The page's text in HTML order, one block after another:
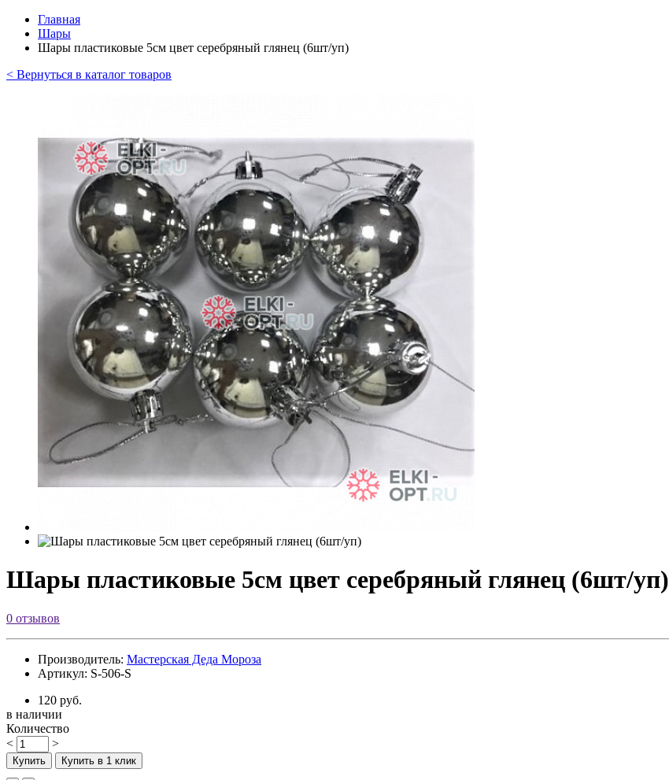
Главная
Шары
Шары пластиковые 5см цвет серебряный глянец (6шт/уп)
< Вернуться в каталог товаров
Шары пластиковые 5см цвет серебряный глянец (6шт/уп)
0 отзывов
Производитель: Мастерская Деда Мороза
Артикул: S-506-S
120 руб.
в наличии
Количество
<
>
Купить Купить в 1 клик